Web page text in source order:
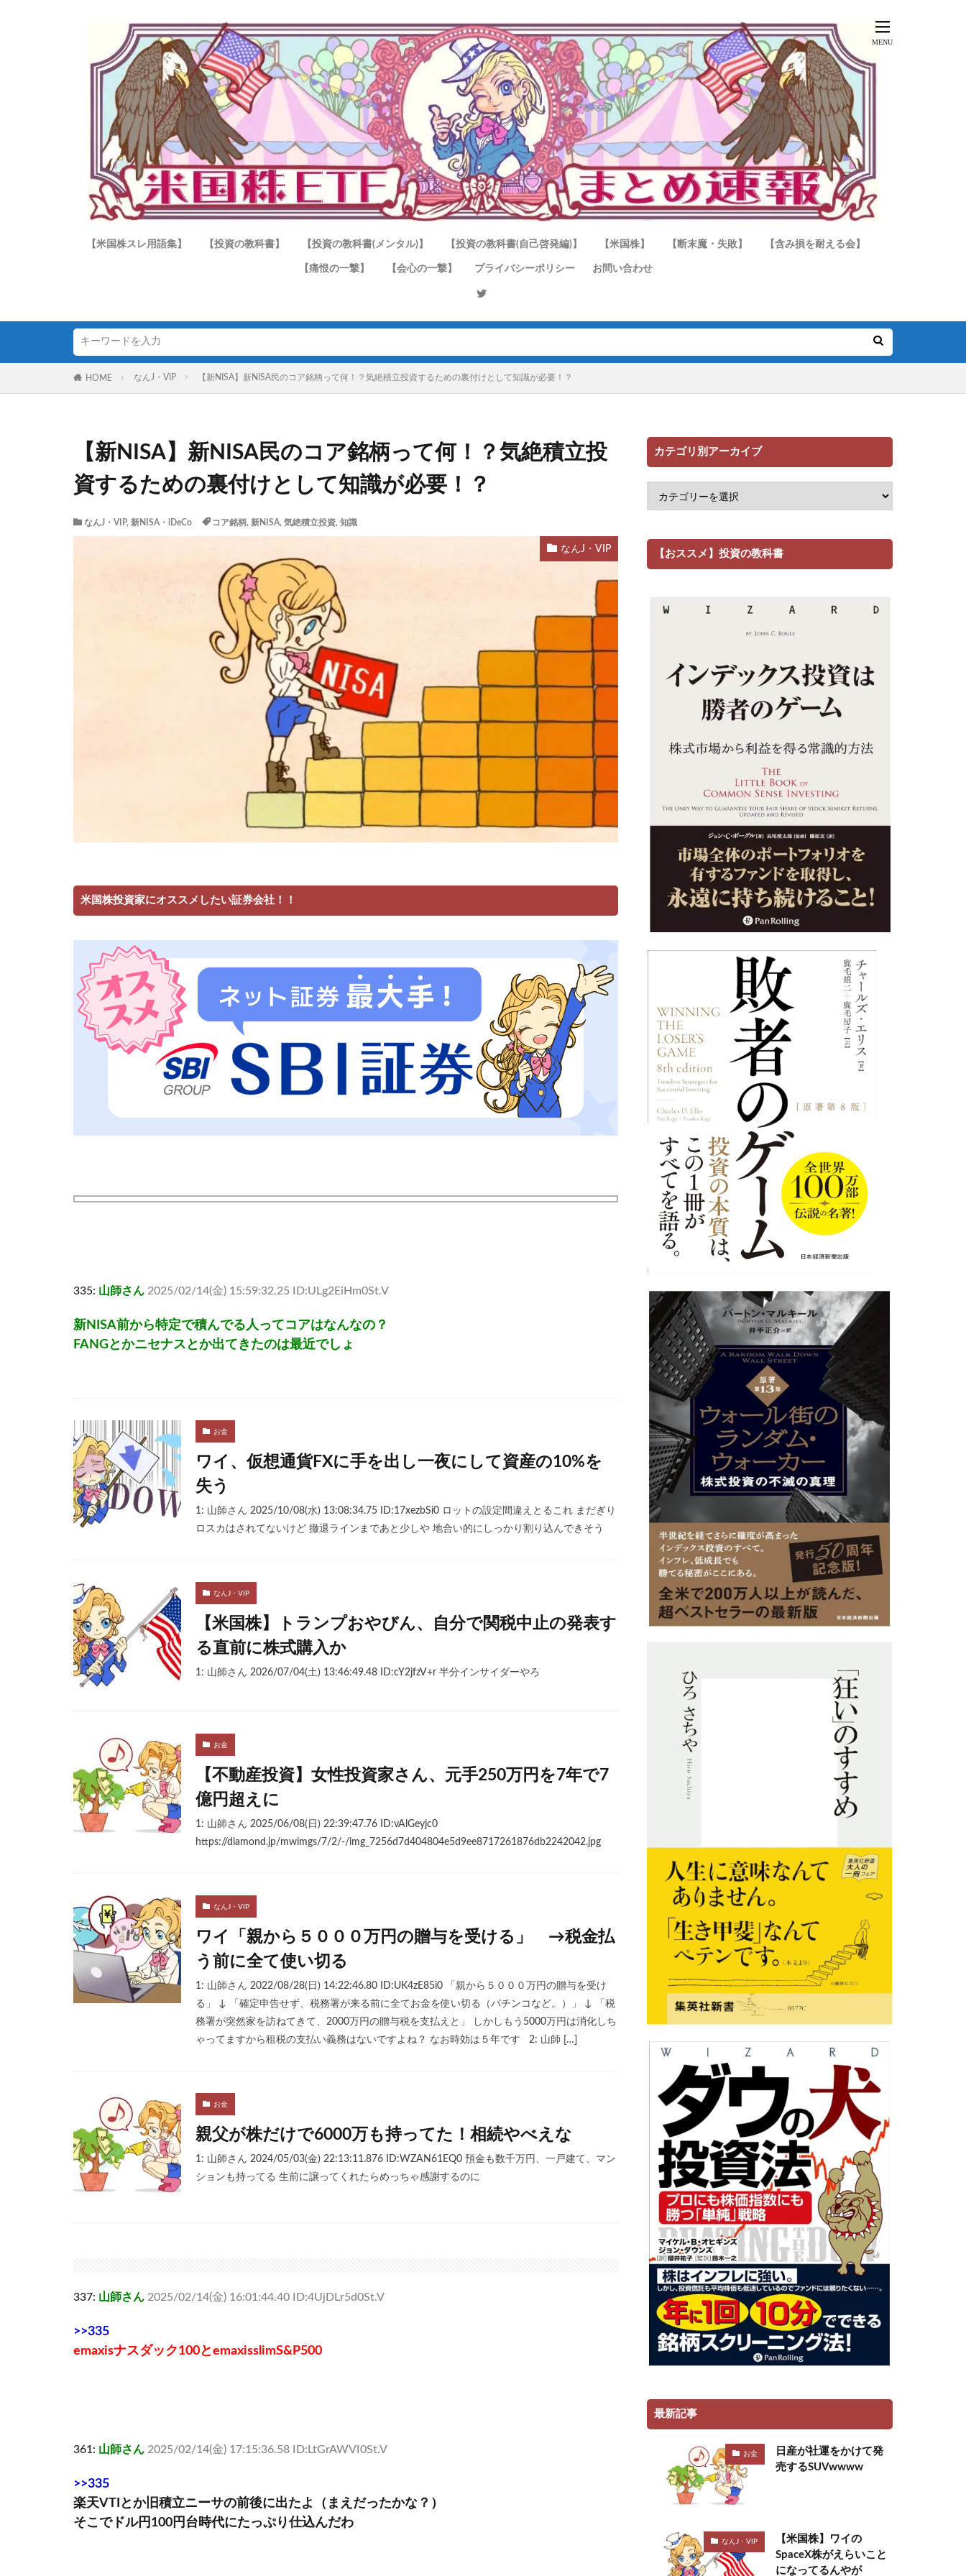
【米国株スレ用語集】 【投資の教科書】 【投資の教科書(メンタル)】 【投資の教科書(自己啓発編)】 【米国株】 【断末魔・失敗】 【含み損を耐える会】
【痛恨の一撃】 【会心の一撃】 プライバシーポリシー お問い合わせ
HOME なんJ・VIP 【新NISA】新NISA民のコア銘柄って何！？気絶積立投資するための裏付けとして知識が必要！？
【新NISA】新NISA民のコア銘柄って何！？気絶積立投
資するための裏付けとして知識が必要！？
なんJ・VIP, 新NISA・iDeCo コア銘柄, 新NISA, 気絶積立投資, 知識
なんJ・VIP
米国株投資家にオススメしたい証券会社！！
335: 山師さん 2025/02/14(金) 15:59:32.25 ID:ULg2EiHm0St.V
新NISA前から特定で積んでる人ってコアはなんなの？
FANGとかニセナスとか出てきたのは最近でしょ
お金
ワイ、仮想通貨FXに手を出し一夜にして資産の10%を
失う
1: 山師さん 2025/10/08(水) 13:08:34.75 ID:17xezbSi0 ロットの設定間違えとるこれ まだぎり
ロスカはされてないけど 撤退ラインまであと少しや 地合い的にしっかり割り込んできそう
なんJ・VIP
【米国株】トランプおやびん、自分で関税中止の発表す
る直前に株式購入か
1: 山師さん 2026/07/04(土) 13:46:49.48 ID:cY2jfzV+r 半分インサイダーやろ
お金
【不動産投資】女性投資家さん、元手250万円を7年で7
億円超えに
1: 山師さん 2025/06/08(日) 22:39:47.76 ID:vAlGeyjc0
https://diamond.jp/mwimgs/7/2/-/img_7256d7d404804e5d9ee8717261876db2242042.jpg
なんJ・VIP
ワイ「親から５０００万円の贈与を受ける」 →税金払
う前に全て使い切る
1: 山師さん 2022/08/28(日) 14:22:46.80 ID:UK4zE85i0 「親から５０００万円の贈与を受け
る」 ↓ 「確定申告せず、税務署が来る前に全てお金を使い切る（パチンコなど。）」 ↓ 「税
務署が突然家を訪ねてきて、2000万円の贈与税を支払えと」 しかしもう5000万円は消化しち
ゃってますから租税の支払い義務はないですよね？ なお時効は５年です 2: 山師 […]
お金
親父が株だけで6000万も持ってた！相続やべえな
1: 山師さん 2024/05/03(金) 22:13:11.876 ID:WZAN61EQ0 預金も数千万円、一戸建て、マン
ションも持ってる 生前に譲ってくれたらめっちゃ感謝するのに
337: 山師さん 2025/02/14(金) 16:01:44.40 ID:4UjDLr5d0St.V
>>335
emaxisナスダック100とemaxisslimS&P500
361: 山師さん 2025/02/14(金) 17:15:36.58 ID:LtGrAWVI0St.V
>>335
楽天VTIとか旧積立ニーサの前後に出たよ（まえだったかな？）
そこでドル円100円台時代にたっぷり仕込んだわ
カテゴリ別アーカイブ
【おススメ】投資の教科書
最新記事
お金
日産が社運をかけて発
売するSUVwwww
なんJ・VIP
【米国株】ワイの
SpaceX株がえらいこと
になってるんやが